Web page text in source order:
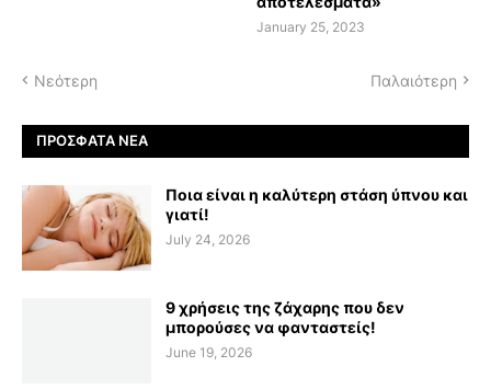
January 25, 2023
Νεότερη Παλαιότερη
ΠΡΌΣΦΑΤΑ ΝΈΑ
Ποια είναι η καλύτερη στάση ύπνου και
γιατί!
July 24, 2026
9 χρήσεις της ζάχαρης που δεν
μπορούσες να φανταστείς!
June 19, 2026